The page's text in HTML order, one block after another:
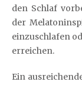
den Schlaf
der
einzuschlafen
erreichen.
Ein